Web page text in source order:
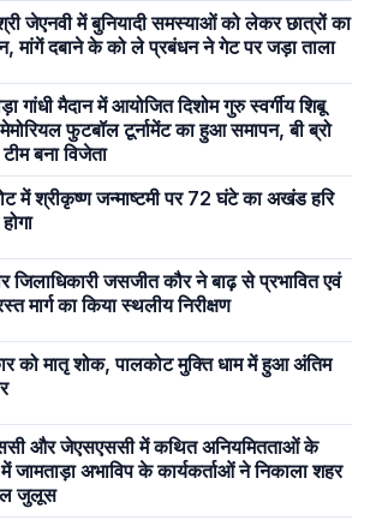
जेएनवी में बुनियादी समस्याओं को लेकर छात्रों का
मांगें दबाने के को ले प्रबंधन ने गेट पर जड़ा ताला
गांधी मैदान में आयोजित दिशोम गुरु स्वर्गीय शिबू
फुटबॉल टूर्नामेंट का हुआ समापन, बी ब्रो
बना विजेता
में श्रीकृष्ण जन्माष्टमी पर 72 घंटे का अखंड हरि
जिलाधिकारी जसजीत कौर ने बाढ़ से प्रभावित एवं
मार्ग का किया स्थलीय निरीक्षण
को मातृ शोक, पालकोट मुक्ति धाम में हुआ अंतिम
और जेएसएससी में कथित अनियमितताओं के
में जामताड़ा अभाविप के कार्यकर्ताओं ने निकाला शहर
जुलूस